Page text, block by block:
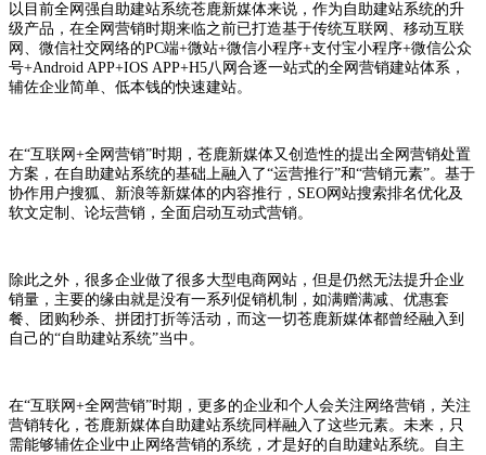
以目前全网强自助建站系统苍鹿新媒体来说，作为自助建站系统的升
级产品，在全网营销时期来临之前已打造基于传统互联网、移动互联
网、微信社交网络的PC端+微站+微信小程序+支付宝小程序+微信公众
号+Android APP+IOS APP+H5八网合逐一站式的全网营销建站体系，
辅佐企业简单、低本钱的快速建站。
在“互联网+全网营销”时期，苍鹿新媒体又创造性的提出全网营销处置
方案，在自助建站系统的基础上融入了“运营推行”和“营销元素”。基于
协作用户搜狐、新浪等新媒体的内容推行，SEO网站搜索排名优化及
软文定制、论坛营销，全面启动互动式营销。
除此之外，很多企业做了很多大型电商网站，但是仍然无法提升企业
销量，主要的缘由就是没有一系列促销机制，如满赠满减、优惠套
餐、团购秒杀、拼团打折等活动，而这一切苍鹿新媒体都曾经融入到
自己的“自助建站系统”当中。
在“互联网+全网营销”时期，更多的企业和个人会关注网络营销，关注
营销转化，苍鹿新媒体自助建站系统同样融入了这些元素。未来，只
需能够辅佐企业中止网络营销的系统，才是好的自助建站系统。自主